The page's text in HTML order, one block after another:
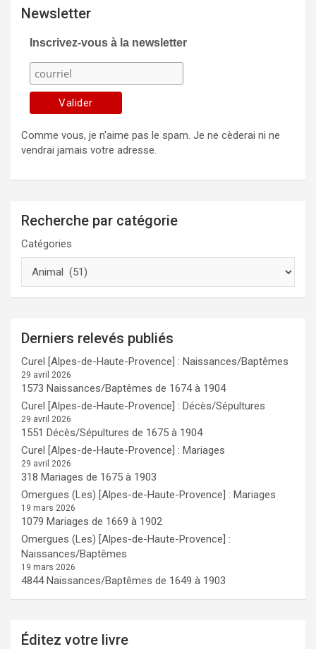
Newsletter
Inscrivez-vous à la newsletter
Comme vous, je n'aime pas le spam. Je ne cèderai ni ne
vendrai jamais votre adresse.
Recherche par catégorie
Catégories
Derniers relevés publiés
Curel [Alpes-de-Haute-Provence] : Naissances/Baptêmes
29 avril 2026
1573 Naissances/Baptêmes de 1674 à 1904
Curel [Alpes-de-Haute-Provence] : Décès/Sépultures
29 avril 2026
1551 Décès/Sépultures de 1675 à 1904
Curel [Alpes-de-Haute-Provence] : Mariages
29 avril 2026
318 Mariages de 1675 à 1903
Omergues (Les) [Alpes-de-Haute-Provence] : Mariages
19 mars 2026
1079 Mariages de 1669 à 1902
Omergues (Les) [Alpes-de-Haute-Provence] :
Naissances/Baptêmes
19 mars 2026
4844 Naissances/Baptêmes de 1649 à 1903
Éditez votre livre